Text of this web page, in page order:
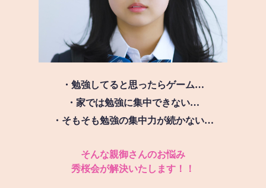
・勉強してると思ったらゲーム…
・家では勉強に集中できない…
・そもそも勉強の集中力が続かない…
そんな親御さんのお悩み
秀桜会が解決いたします！！